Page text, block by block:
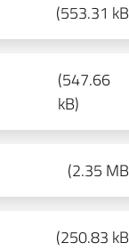
(553.31 kB
(547.66
kB)
(2.35 MB
(250.83 kB